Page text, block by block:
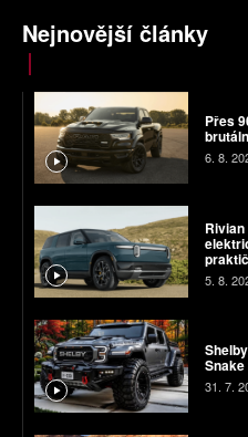
Nejnovější články
Přes
6. 8.
Rivian
5. 8.
31. 7.